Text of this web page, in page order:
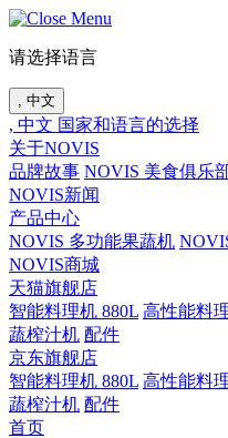
请选择语言
, 中文
, 中文 国家和语言的选择
关于NOVIS
品牌故事 NOVIS 美食俱乐
NOVIS新闻
产品中心
NOVIS 多功能果蔬机
NOVIS商城
天猫旗舰店
智能料理机 880L 高性能料
蔬榨汁机 配件
京东旗舰店
智能料理机 880L 高性能料
蔬榨汁机 配件
首页